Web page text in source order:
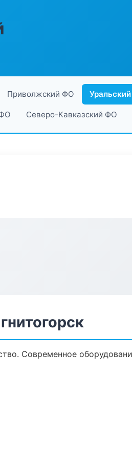
Приволжский ФО
Северо-Кавказский ФО
Современное